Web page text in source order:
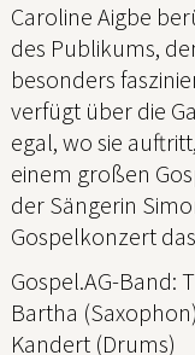
Caroline Aigbe
des Publikums,
besonders
verfügt über die
egal, wo sie
einem großen
der Sängerin
Gospelkonzert
Gospel.AG-Band:
Bartha
Kandert (Drums)